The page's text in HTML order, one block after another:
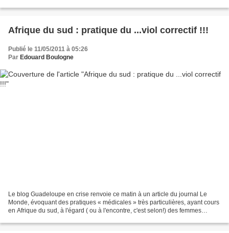
Afrique du sud : pratique du ...viol correctif !!!
Publié le 11/05/2011 à 05:26
Par Edouard Boulogne
Le blog Guadeloupe en crise renvoie ce matin à un article du journal Le
Monde, évoquant des pratiques « médicales » très particulières, ayant cours
en Afrique du sud, à l'égard ( ou à l'encontre, c'est selon!) des femmes